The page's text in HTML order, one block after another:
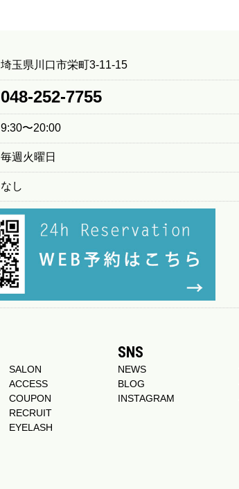
埼玉県川口市栄町3-11-15
048-252-7755
9:30〜20:00
毎週火曜日
なし
SALON
ACCESS
COUPON
RECRUIT
EYELASH
SNS
NEWS
BLOG
INSTAGRAM